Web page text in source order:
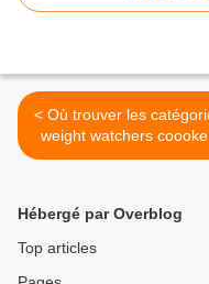
< Où trouver les catégories
weight watchers coookeo
sur mes blogs ?
Hébergé par Overblog
Top articles